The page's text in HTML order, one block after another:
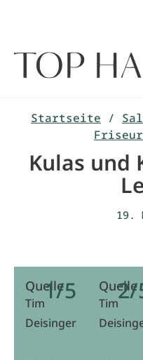
Startseite /
Kulas und
19.
1/5
Quelle
Tim
Deisinger
2/
Quelle
Tim